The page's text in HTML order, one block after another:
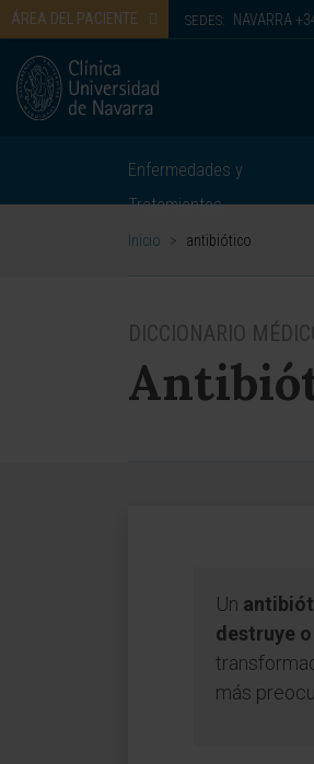
ÁREA DEL PACIENTE SEDES: NAVARRA
Enfermedades y
Tratamientos
Inicio > antibiótico
DICCIONARIO
Un
destruye
más